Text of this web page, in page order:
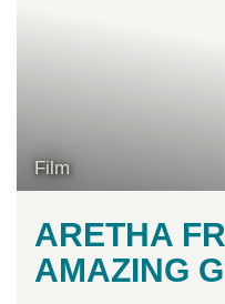
Film
ARETHA
AMAZING